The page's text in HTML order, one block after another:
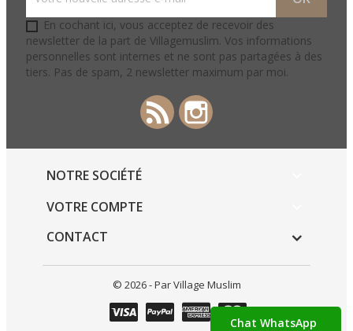
En cochant ici, vous acceptez de recevoir des
newsletter de la part de Villagemuslim. Vos informations
personnelles sont internes et ne sont pas partagées à des
tiers. Pas de spam, 2 newsletter maximum par moi.
Rss
NOTRE SOCIÉTÉ
VOTRE COMPTE
CONTACT
Chat WhatsApp
© 2026 - Par Village Muslim